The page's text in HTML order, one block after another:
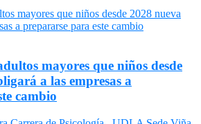
mayores que niños desde
a las empresas a
cambio